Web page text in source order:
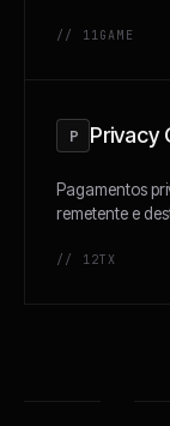
// 11GAME
P Privacy
Pagamentos
remetente e
// 12TX